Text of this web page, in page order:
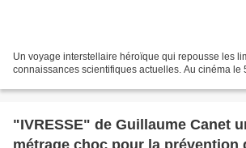
Un voyage interstellaire héroïque qui repousse les
connaissances scientifiques actuelles. Au cinéma le
"IVRESSE" de Guillaume Canet